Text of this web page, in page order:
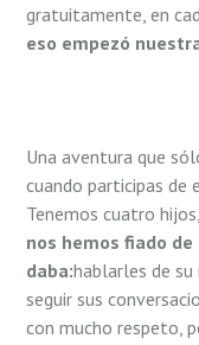
gratuitamente, en
eso empezó
Una aventura que
cuando participas de
Tenemos cuatro
nos hemos fiado
daba:hablarles de
seguir sus
con mucho respeto,